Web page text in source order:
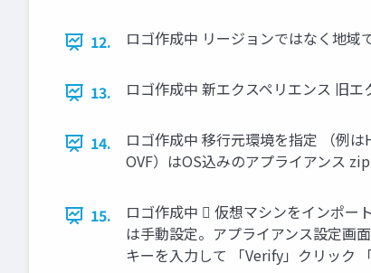
12. ロゴ作成中 リージョンではなく地域
13. ロゴ作成中 新エクスペリエンス 旧エ
14.
ロゴ作成中 移行元環境を指定 （例
OVF）はOS込みのアプライアンス
15.
ロゴ作成中  仮想マシンをインポー
は手動設定。アプライアンス設定画
キーを入力して 「Verify」クリック